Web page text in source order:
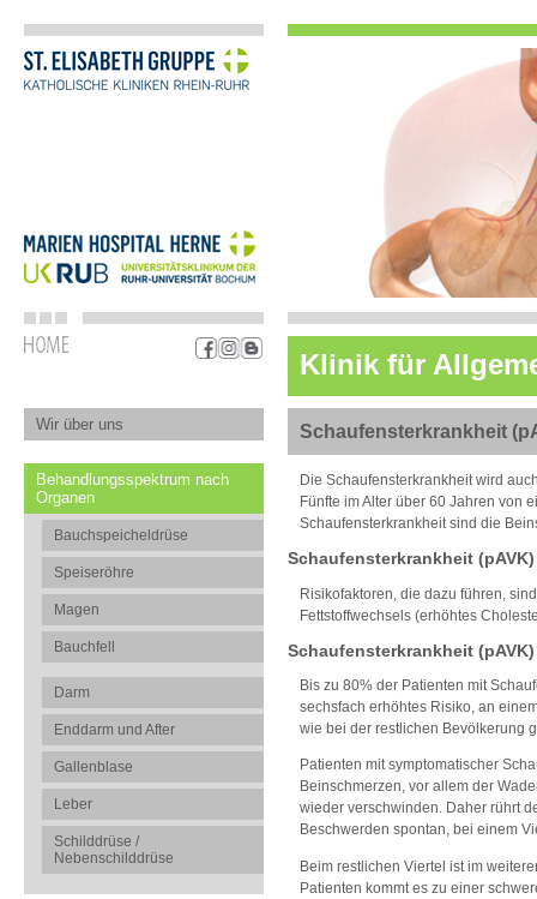
Klinik für
Wir über uns
Behandlungsspektrum nach
Organen
Bauchspeicheldrüse
Speiseröhre
Magen
Bauchfell
Darm
Enddarm und After
Gallenblase
Leber
Schilddrüse /
Nebenschilddrüse
Schaufensterkrankheit
Die Schaufensterkrankheit wird
Fünfte im Alter über 60 Jahren von
Schaufensterkrankheit sind die
Schaufensterkrankheit
Risikofaktoren, die dazu führen,
Fettstoffwechsels (erhöhtes
Schaufensterkrankheit
Bis zu 80% der Patienten mit
sechsfach erhöhtes Risiko, an
wie bei der restlichen Bevölkerung
Patienten mit symptomatischer
Beinschmerzen, vor allem der
wieder verschwinden. Daher rührt
Beschwerden spontan, bei einem
Beim restlichen Viertel ist im
Patienten kommt es zu einer